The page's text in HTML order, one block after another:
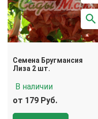
Семена Бругмансия
Лиза 2 шт.
В наличии
от 179 Руб.